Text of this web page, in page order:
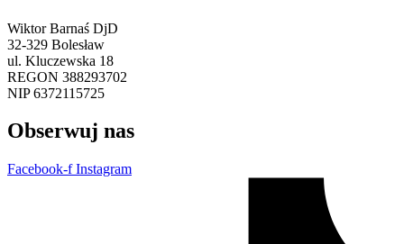
Wiktor Barnaś DjD
32-329 Bolesław
ul. Kluczewska 18
REGON 388293702
NIP 6372115725
Obserwuj nas
Facebook-f Instagram